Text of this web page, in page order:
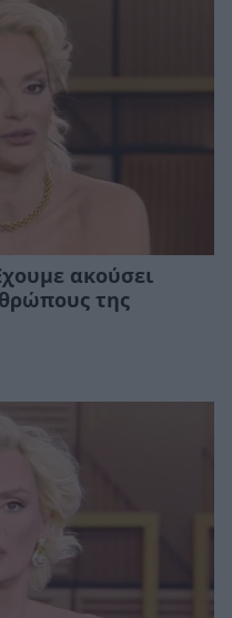
ακούσει
της